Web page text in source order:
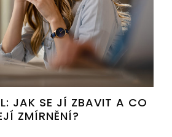
JAK SE JÍ ZBAVIT A CO
ZMÍRNĚNÍ?